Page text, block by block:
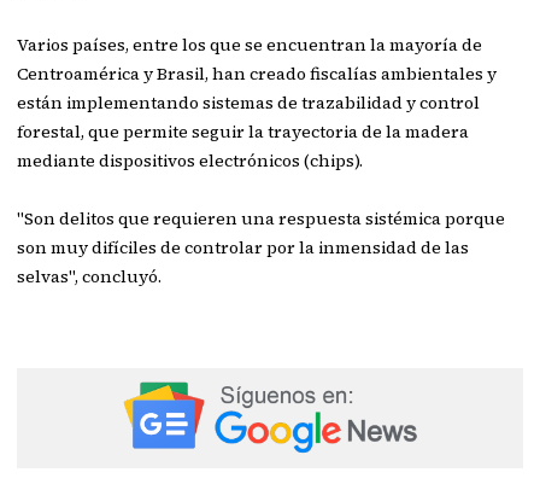
Varios países, entre los que se encuentran la mayoría de
Centroamérica y Brasil, han creado fiscalías ambientales y
están implementando sistemas de trazabilidad y control
forestal, que permite seguir la trayectoria de la madera
mediante dispositivos electrónicos (chips).
"Son delitos que requieren una respuesta sistémica porque
son muy difíciles de controlar por la inmensidad de las
selvas", concluyó.